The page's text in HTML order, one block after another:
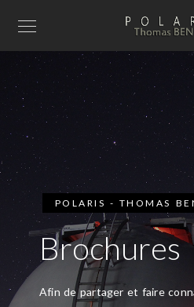
POLARIS - THOMAS
Brochures
Afin de partager et faire